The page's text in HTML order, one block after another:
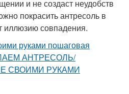
и не создаст неудобств
покрасить антресоль в
иллюзию совпадения.